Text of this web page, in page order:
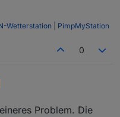
Wetterstation PimpMyStation
0
Problem. Die